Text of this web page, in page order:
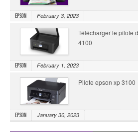
Epson February 3, 2023
Télécharger le pilote
4100
Epson February 1, 2023
Pilote epson xp 3100
Epson January 30, 2023